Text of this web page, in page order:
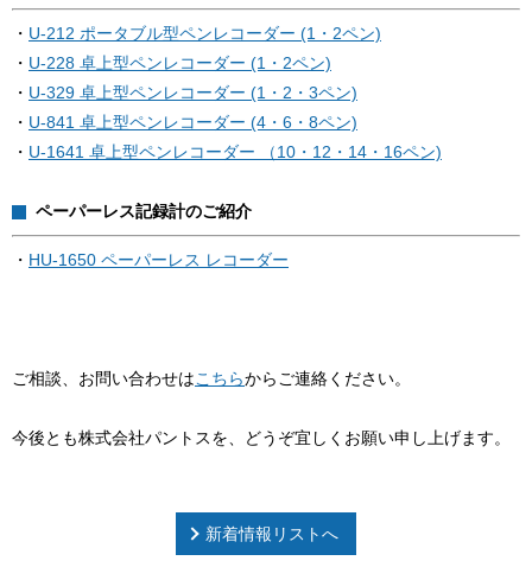
・ U-212 ポータブル型ペンレコーダー (1・2ペン)
・ U-228 卓上型ペンレコーダー (1・2ペン)
・ U-329 卓上型ペンレコーダー (1・2・3ペン)
・ U-841 卓上型ペンレコーダー (4・6・8ペン)
・ U-1641 卓上型ペンレコーダー （10・12・14・16ペン)
ペーパーレス記録計のご紹介
・ HU-1650 ペーパーレス レコーダー
ご相談、お問い合わせはこちらからご連絡ください。
今後とも株式会社パントスを、どうぞ宜しくお願い申し上げます。
新着情報リストへ